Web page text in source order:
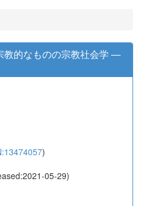
教的なものの宗教社会学 ―
)
05-29)